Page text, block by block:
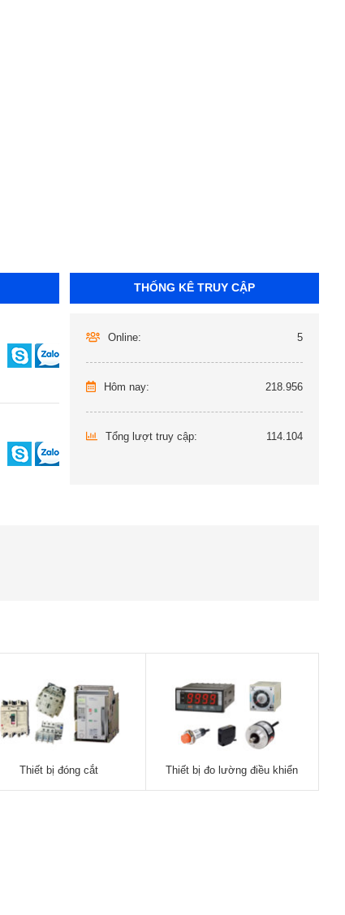
THỐNG KÊ TRUY CẬP
Online: 5
Hôm nay: 218.956
Tổng lượt truy cập: 114.104
Thiết bị đóng cắt Thiết bị đo lường điều khiển